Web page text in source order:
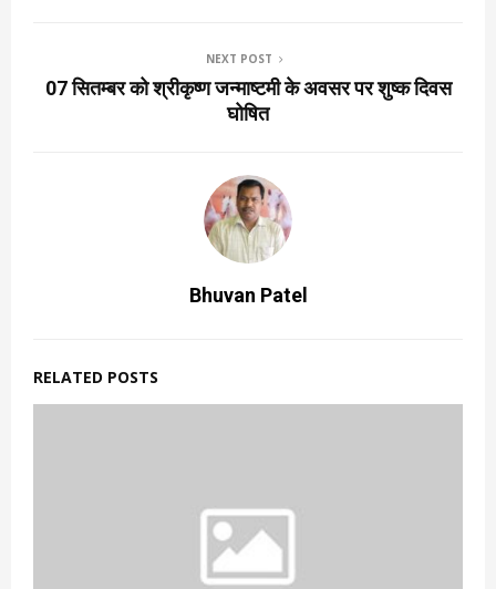
NEXT POST
07 सितम्बर को श्रीकृष्ण जन्माष्टमी के अवसर पर शुष्क दिवस
घोषित
Bhuvan Patel
RELATED POSTS